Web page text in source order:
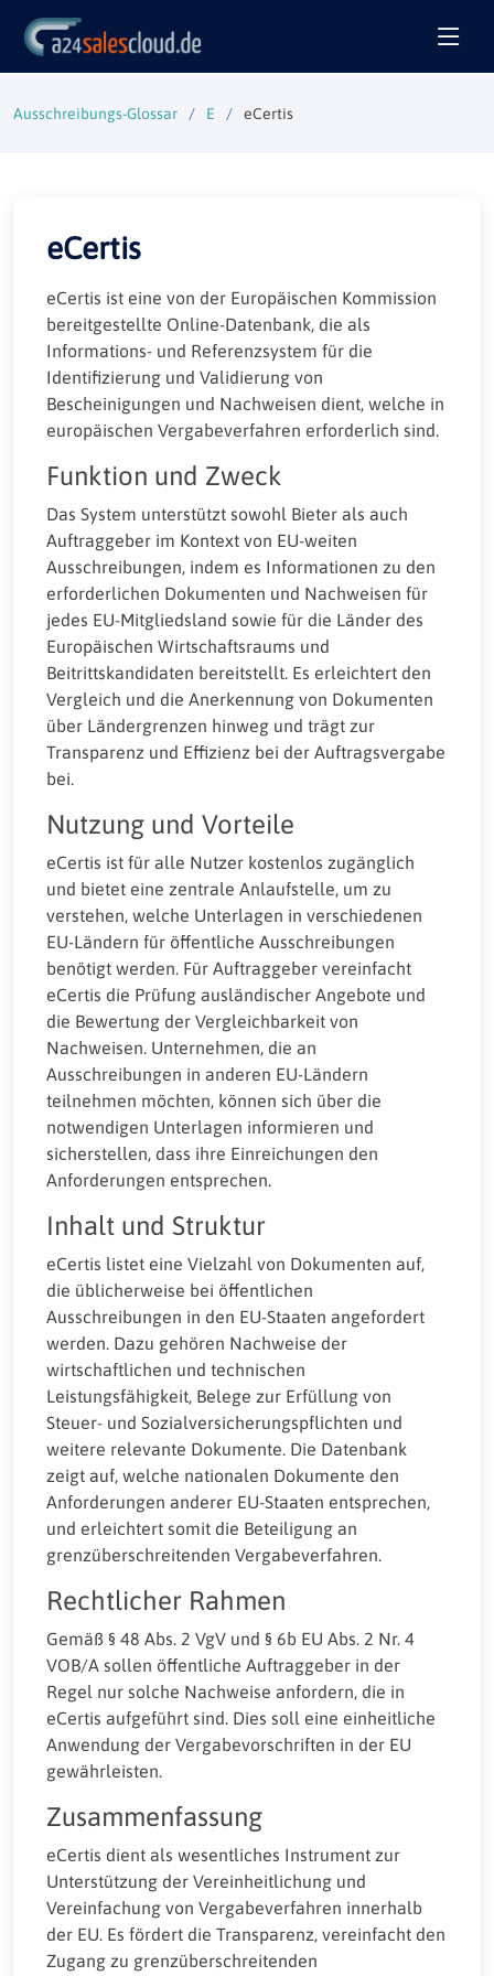
Ausschreibungs-Glossar E eCertis
eCertis
eCertis ist eine von der Europäischen Kommission
bereitgestellte Online-Datenbank, die als
Informations- und Referenzsystem für die
Identifizierung und Validierung von
Bescheinigungen und Nachweisen dient, welche in
europäischen Vergabeverfahren erforderlich sind.
Funktion und Zweck
Das System unterstützt sowohl Bieter als auch
Auftraggeber im Kontext von EU-weiten
Ausschreibungen, indem es Informationen zu den
erforderlichen Dokumenten und Nachweisen für
jedes EU-Mitgliedsland sowie für die Länder des
Europäischen Wirtschaftsraums und
Beitrittskandidaten bereitstellt. Es erleichtert den
Vergleich und die Anerkennung von Dokumenten
über Ländergrenzen hinweg und trägt zur
Transparenz und Effizienz bei der Auftragsvergabe
bei.
Nutzung und Vorteile
eCertis ist für alle Nutzer kostenlos zugänglich
und bietet eine zentrale Anlaufstelle, um zu
verstehen, welche Unterlagen in verschiedenen
EU-Ländern für öffentliche Ausschreibungen
benötigt werden. Für Auftraggeber vereinfacht
eCertis die Prüfung ausländischer Angebote und
die Bewertung der Vergleichbarkeit von
Nachweisen. Unternehmen, die an
Ausschreibungen in anderen EU-Ländern
teilnehmen möchten, können sich über die
notwendigen Unterlagen informieren und
sicherstellen, dass ihre Einreichungen den
Anforderungen entsprechen.
Inhalt und Struktur
eCertis listet eine Vielzahl von Dokumenten auf,
die üblicherweise bei öffentlichen
Ausschreibungen in den EU-Staaten angefordert
werden. Dazu gehören Nachweise der
wirtschaftlichen und technischen
Leistungsfähigkeit, Belege zur Erfüllung von
Steuer- und Sozialversicherungspflichten und
weitere relevante Dokumente. Die Datenbank
zeigt auf, welche nationalen Dokumente den
Anforderungen anderer EU-Staaten entsprechen,
und erleichtert somit die Beteiligung an
grenzüberschreitenden Vergabeverfahren.
Rechtlicher Rahmen
Gemäß § 48 Abs. 2 VgV und § 6b EU Abs. 2 Nr. 4
VOB/A sollen öffentliche Auftraggeber in der
Regel nur solche Nachweise anfordern, die in
eCertis aufgeführt sind. Dies soll eine einheitliche
Anwendung der Vergabevorschriften in der EU
gewährleisten.
Zusammenfassung
eCertis dient als wesentliches Instrument zur
Unterstützung der Vereinheitlichung und
Vereinfachung von Vergabeverfahren innerhalb
der EU. Es fördert die Transparenz, vereinfacht den
Zugang zu grenzüberschreitenden